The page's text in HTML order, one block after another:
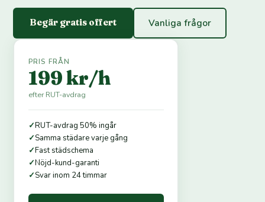
Begär gratis offert Vanliga frågor
PRIS FRÅN
199 kr/h
efter RUT-avdrag
✓RUT-avdrag 50% ingår
✓Samma städare varje gång
✓Fast städschema
✓Nöjd-kund-garanti
✓Svar inom 24 timmar